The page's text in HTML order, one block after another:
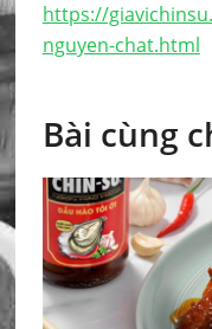
https://
nguyen-chat.html
Bài cùng